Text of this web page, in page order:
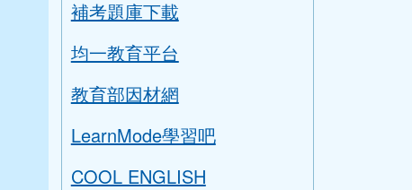
補考題庫下載
均一教育平台
教育部因材網
LearnMode學習吧
COOL ENGLISH